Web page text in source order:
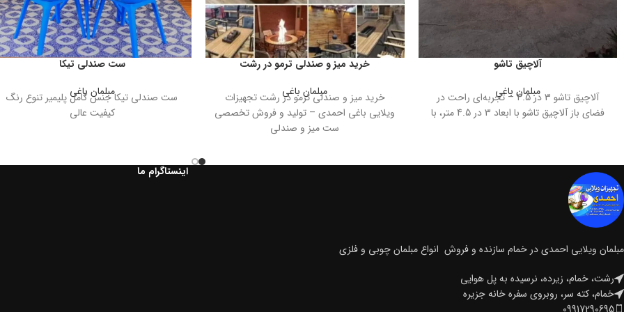
آلاچیق تاشو
مبلمان باغیآلاچیق تاشو 3 در 4.5 – تجربه‌ای راحت در
فضای باز آلاچیق تاشو با ابعاد 3 در 4.5 متر، با
خرید میز و صندلی ترمو در رشت
مبلمان باغی
خرید میز و صندلی ترمو در رشت تجهیزات
ویلایی باغی احمدی – تولید و فروش تخصصی
ست میز و صندلی
ست صندلی تیکا
مبلمان باغی
ست صندلی تیکا جنس کامل پلیمیر تنوع رنگ
کیفیت عالی
مبلمان ویلایی احمدی در خمام سازنده و فروش انواع مبلمان چوبی و فلزی
رشت، خمام، زیرده، نرسیده به پل هوایی
خمام، کته سر، روبروی سفره خانه جزیره
اینستاگرام ما